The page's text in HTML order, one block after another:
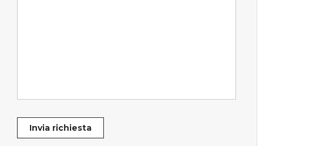
Invia richiesta